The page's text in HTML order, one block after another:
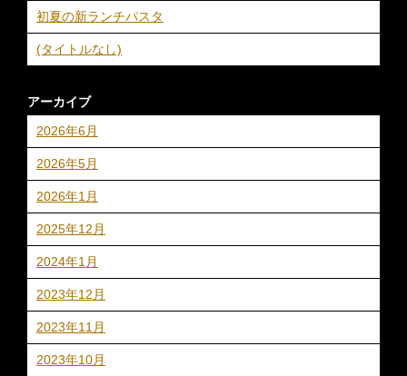
初夏の新ランチパスタ
(タイトルなし)
アーカイブ
2026年6月
2026年5月
2026年1月
2025年12月
2024年1月
2023年12月
2023年11月
2023年10月